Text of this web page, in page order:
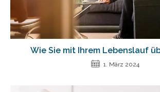
Wie Sie mit Ihrem Lebenslauf
1. März 2024